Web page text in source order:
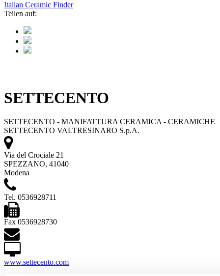
Italian Ceramic Finder
Teilen auf:
SETTECENTO
SETTECENTO - MANIFATTURA CERAMICA - CERAMICHE
SETTECENTO VALTRESINARO S.p.A.
Via del Crociale 21
SPEZZANO, 41040
Modena
Tel. 0536928711
Fax 0536928730
www.settecento.com